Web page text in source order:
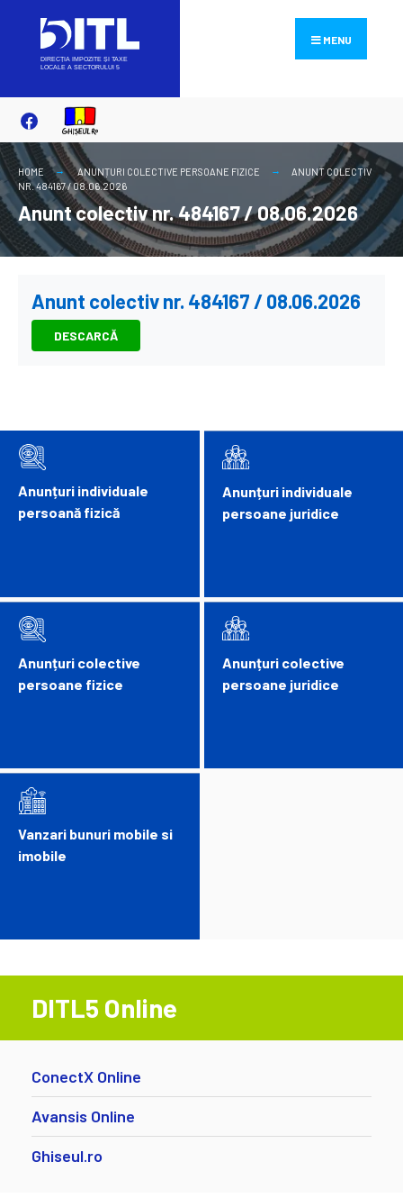
content
MENU
HOME ANUNȚURI COLECTIVE PERSOANE FIZICE
ANUNT COLECTIV
NR. 484167 / 08.06.2026
Anunt colectiv nr. 484167 / 08.06.2026
Anunt colectiv nr. 484167 / 08.06.2026
DESCARCĂ
Anunțuri individuale
persoană fizică
Anunțuri colective
persoane fizice
Vanzari bunuri mobile si
imobile
Anunțuri individuale
persoane juridice
Anunțuri colective
persoane juridice
DITL5 Online
ConectX Online
Avansis Online
Ghiseul.ro
for: